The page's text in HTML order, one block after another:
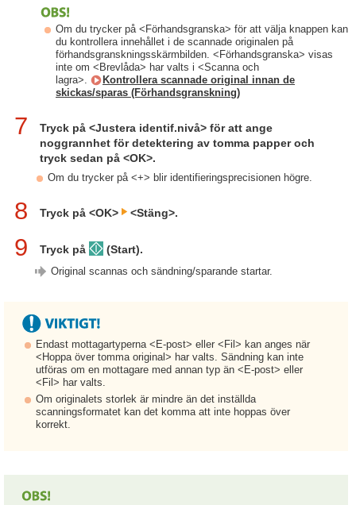
Om du trycker på <Förhandsgranska> för att välja knappen kan
du kontrollera innehållet i de scannade originalen på
förhandsgranskningsskärmbilden. <Förhandsgranska> visas
inte om <Brevlåda> har valts i <Scanna och
lagra>.
Kontrollera scannade original innan de
skickas/sparas (Förhandsgranskning)
7
Tryck på <Justera identif.nivå> för att ange
noggrannhet för detektering av tomma papper och
tryck sedan på <OK>.
Om du trycker på <+> blir identifieringsprecisionen högre.
8 Tryck på <OK> <Stäng>.
9 Tryck på (Start).
Original scannas och sändning/sparande startar.
Endast mottagartyperna <E-post> eller <Fil> kan anges när
<Hoppa över tomma original> har valts. Sändning kan inte
utföras om en mottagare med annan typ än <E-post> eller
<Fil> har valts.
Om originalets storlek är mindre än det inställda
scanningsformatet kan det komma att inte hoppas över
korrekt.